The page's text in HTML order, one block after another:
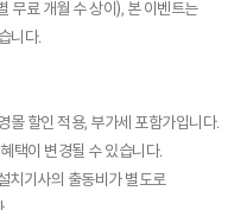
무료 개월 수 상이), 본 이벤트는
니다.
몰 할인 적용, 부가세 포함가입니다.
택이 변경될 수 있습니다.
치기사의 출동비가 별도로